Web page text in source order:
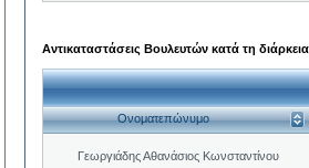
Αντικαταστάσεις Βουλευτών κατά τη
Ονοματεπώνυμο
Γεωργιάδης Αθανάσιος Κωνσταντίνου